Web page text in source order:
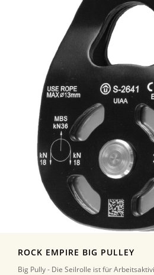
ROCK EMPIRE BIG PULLEY
Big Pully - Die Seilrolle ist für